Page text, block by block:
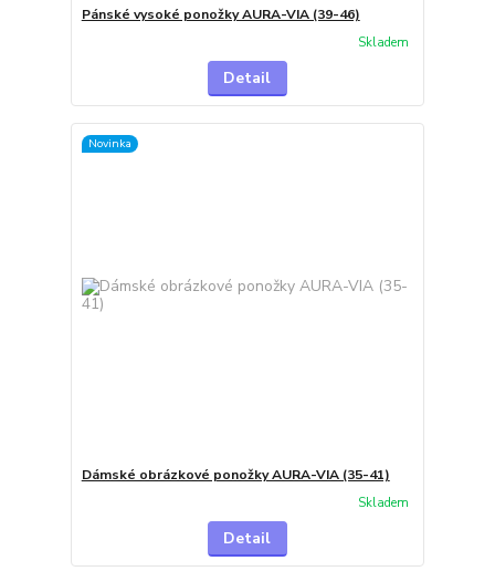
Pánské vysoké ponožky AURA-VIA (39-46)
Skladem
Detail
Novinka
Dámské obrázkové ponožky AURA-VIA (35-41)
Skladem
Detail